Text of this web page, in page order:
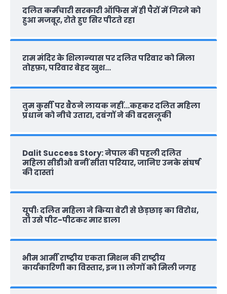
दलित कर्मचारी सरकारी ऑफ‍िस में ही पैरों में गिरने को
हुआ मजबूर, रोते हुए सिर पीटते रहा
राम मंदिर के शिलान्‍यास पर दलित परिवार को मिला
तोहफ़ा, परिवार बेहद खुश…
तुम कुर्सी पर बैठने लायक नहीं…कहकर दलित महिला
प्रधान को नीचे उतारा, दबंगों ने की बदसलूकी
Dalit Success Story: नेपाल की पहली दलित
महिला सीडीओ बनीं सीता परियार, जानिए उनके संघर्ष
की दास्‍तां
यूपीः दलित महिला ने किया बेटी से छेड़छाड़ का विरोध,
तो उसे पीट-पीटकर मार डाला
भीम आर्मी राष्‍ट्रीय एकता मिशन की राष्‍ट्रीय
कार्यकारिणी का विस्तार, इन 11 लोगों को मिली जगह